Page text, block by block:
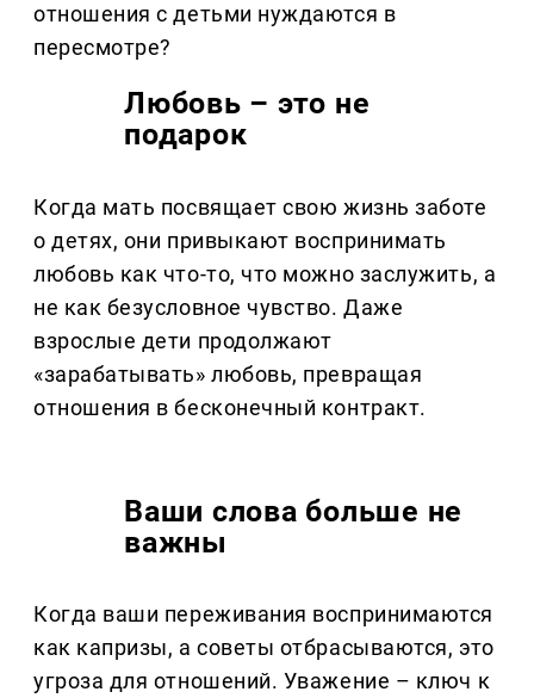
отношения с детьми нуждаются в
пересмотре?
Любовь – это не
подарок
Когда мать посвящает свою жизнь заботе
о детях, они привыкают воспринимать
любовь как что-то, что можно заслужить, а
не как безусловное чувство. Даже
взрослые дети продолжают
«зарабатывать» любовь, превращая
отношения в бесконечный контракт.
Ваши слова больше не
важны
Когда ваши переживания воспринимаются
как капризы, а советы отбрасываются, это
угроза для отношений. Уважение – ключ к